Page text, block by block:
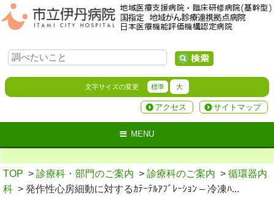
文字サイズの変更 標準 大
サイトマップ
アクセス
MENU
TOP > 診療科・部門のご案内 > 診療科のご案内 > 循環器内
科 > 発作性心房細動に対するｶﾃｰﾃﾙｱﾌﾞﾚｰｼｮﾝ – 冷凍ﾊ...